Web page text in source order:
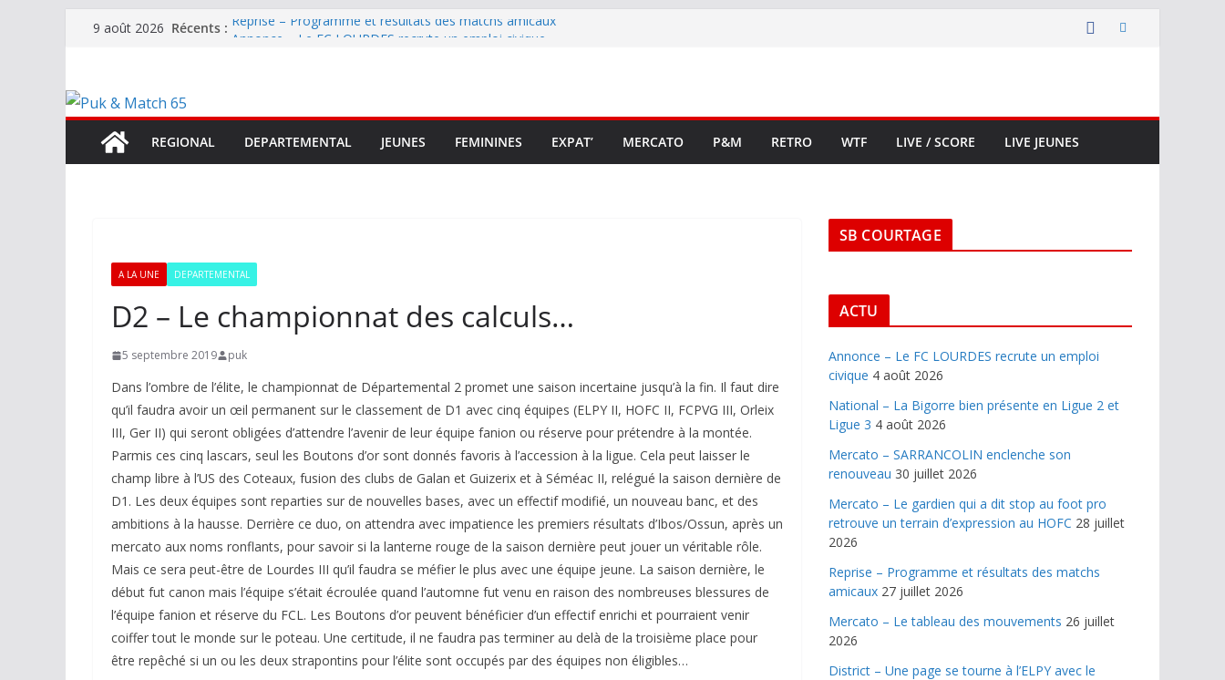
Passer9 août 2026 Récents : Reprise – Programme et résultats des matchs amicaux
terrain d’expression au HOFC
REGIONAL
DEPARTEMENTAL JEUNES FEMININES EXPAT’ MERCATO P&M RETRO WTF LIVE / SCORE LIVE JEUNES
A LA UNE DEPARTEMENTAL
D2 – Le championnat des calculs…
5 septembre 2019 puk
Dans l’ombre de l’élite, le championnat de Départemental 2 promet une saison incertaine jusqu’à la fin. Il faut dire
qu’il faudra avoir un œil permanent sur le classement de D1 avec cinq équipes (ELPY II, HOFC II, FCPVG III, Orleix
III, Ger II) qui seront obligées d’attendre l’avenir de leur équipe fanion ou réserve pour prétendre à la montée.
Parmis ces cinq lascars, seul les Boutons d’or sont donnés favoris à l’accession à la ligue. Cela peut laisser le
champ libre à l’US des Coteaux, fusion des clubs de Galan et Guizerix et à Séméac II, relégué la saison dernière de
D1. Les deux équipes sont reparties sur de nouvelles bases, avec un effectif modifié, un nouveau banc, et des
ambitions à la hausse. Derrière ce duo, on attendra avec impatience les premiers résultats d’Ibos/Ossun, après un
mercato aux noms ronflants, pour savoir si la lanterne rouge de la saison dernière peut jouer un véritable rôle.
Mais ce sera peut-être de Lourdes III qu’il faudra se méfier le plus avec une équipe jeune. La saison dernière, le
début fut canon mais l’équipe s’était écroulée quand l’automne fut venu en raison des nombreuses blessures de
l’équipe fanion et réserve du FCL. Les Boutons d’or peuvent bénéficier d’un effectif enrichi et pourraient venir
coiffer tout le monde sur le poteau. Une certitude, il ne faudra pas terminer au delà de la troisième place pour
être repêché si un ou les deux strapontins pour l’élite sont occupés par des équipes non éligibles…
SB COURTAGE
ACTU
Annonce – Le FC LOURDES recrute un emploi
civique 4 août 2026
National – La Bigorre bien présente en Ligue 2 et
Ligue 3 4 août 2026
Mercato – SARRANCOLIN enclenche son
renouveau 30 juillet 2026
Mercato – Le gardien qui a dit stop au foot pro
retrouve un terrain d’expression au HOFC 28 juillet
2026
Reprise – Programme et résultats des matchs
amicaux 27 juillet 2026
Mercato – Le tableau des mouvements 26 juillet
2026
District – Une page se tourne à l’ELPY avec le